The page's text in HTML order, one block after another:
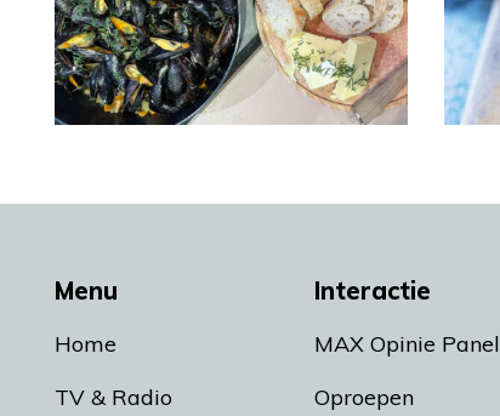
Menu
Home
TV & Radio
Interactie
MAX Opinie Panel
Oproepen